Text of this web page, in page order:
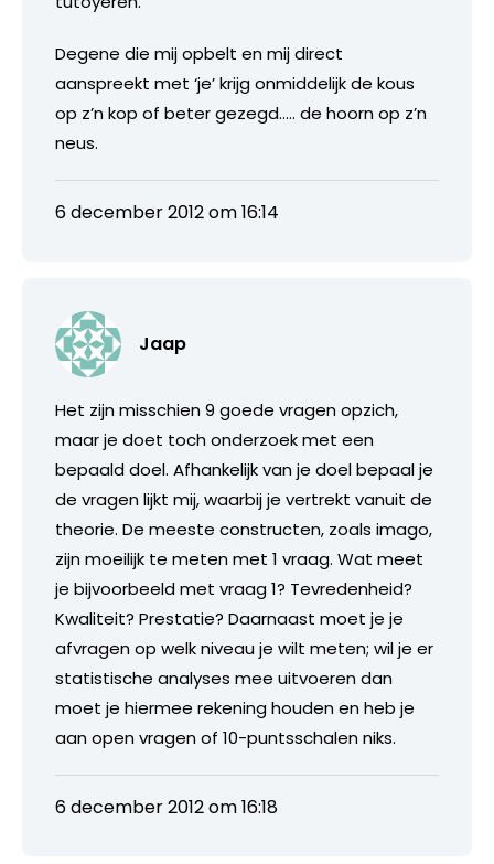
Degene die mij opbelt en mij direct
aanspreekt met ‘je’ krijg onmiddelijk de kous
op z’n kop of beter gezegd….. de hoorn op z’n
neus.
6 december 2012 om 16:14
Jaap
Het zijn misschien 9 goede vragen opzich,
maar je doet toch onderzoek met een
bepaald doel. Afhankelijk van je doel bepaal je
de vragen lijkt mij, waarbij je vertrekt vanuit de
theorie. De meeste constructen, zoals imago,
zijn moeilijk te meten met 1 vraag. Wat meet
je bijvoorbeeld met vraag 1? Tevredenheid?
Kwaliteit? Prestatie? Daarnaast moet je je
afvragen op welk niveau je wilt meten; wil je er
statistische analyses mee uitvoeren dan
moet je hiermee rekening houden en heb je
aan open vragen of 10-puntsschalen niks.
6 december 2012 om 16:18